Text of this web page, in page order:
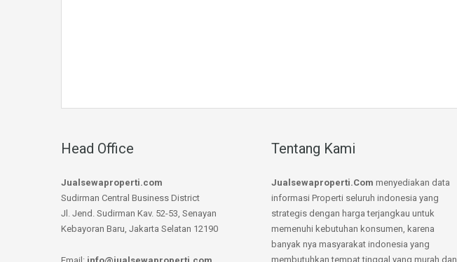
Head Office
Jualsewaproperti.com
Sudirman Central Business District
Jl. Jend. Sudirman Kav. 52-53, Senayan
Kebayoran Baru, Jakarta Selatan 12190
Tentang Kami
Jualsewaproperti.Com menyediakan data
informasi Properti seluruh indonesia yang
strategis dengan harga terjangkau untuk
memenuhi kebutuhan konsumen, karena
banyak nya masyarakat indonesia yang
membutuhkan tempat tinggal yang murah dan